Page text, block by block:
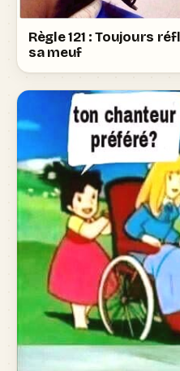
Règle 121 : Toujours
sa meuf